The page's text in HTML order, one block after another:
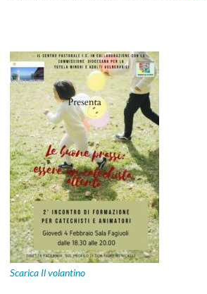
Scarica Il volantino